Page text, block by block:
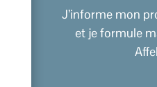
J’informe mon
et je formule